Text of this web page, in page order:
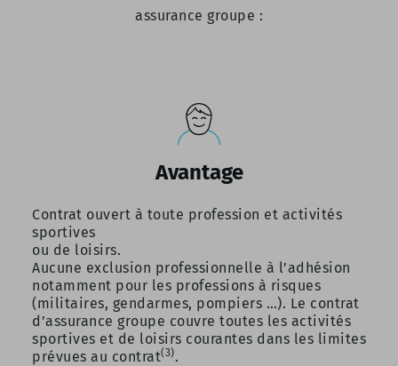
assurance groupe :
Avantage
Contrat ouvert à toute profession et activités
sportives
ou de loisirs.
Aucune exclusion professionnelle à l’adhésion
notamment pour les professions à risques
(militaires, gendarmes, pompiers …). Le contrat
d’assurance groupe couvre toutes les activités
sportives et de loisirs courantes dans les limites
prévues au contrat(3).